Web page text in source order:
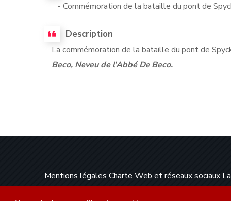
- Commémoration de la bataille du pont de
Description
La commémoration de la bataille du pont de
Beco, Neveu de l'Abbé De Beco.
Mentions légales Charte Web et réseaux sociaux